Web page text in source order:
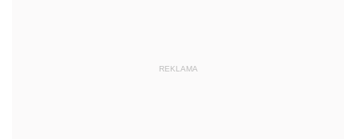
REKLAMA